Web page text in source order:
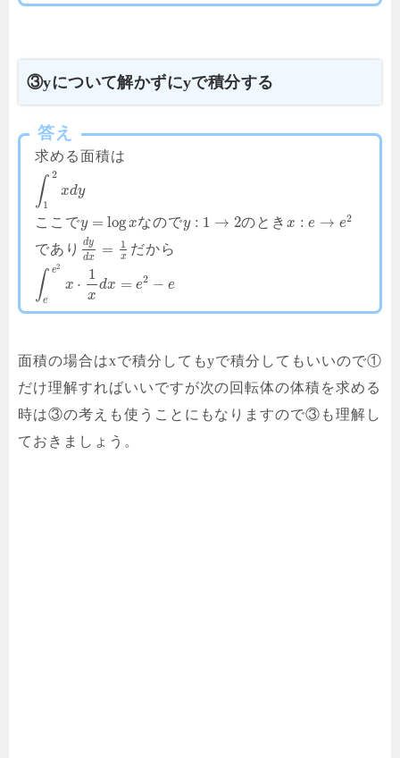
③yについて解かずにyで積分する
答え
求める面積は
∫ 2
1
xdy
ここでy = log xなのでy : 1 → 2のとき x : e → e2
であり dy
dx = 1
x だから
∫ e2
e
x ⋅
1
x
dx = e2 − e
面積の場合はxで積分してもyで積分してもいいので①
だけ理解すればいいですが次の回転体の体積を求める
時は③の考えも使うことにもなりますので③も理解し
ておきましょう。